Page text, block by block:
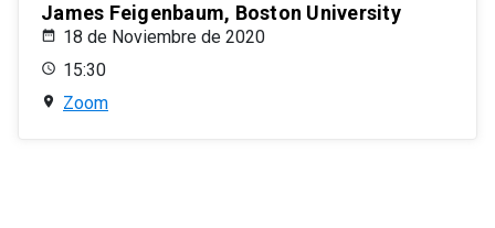
James Feigenbaum, Boston University
18 de Noviembre de 2020
15:30
Zoom